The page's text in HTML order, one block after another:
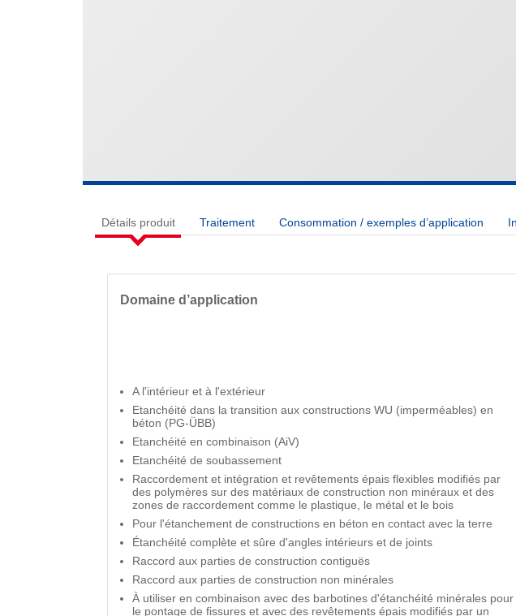
Détails produit Traitement Consommation / exemples d’application
Domaine d’application
A l'intérieur et à l'extérieur
Etanchéité dans la transition aux constructions WU (imperméables) en
béton (PG-ÜBB)
Etanchéité en combinaison (AiV)
Etanchéité de soubassement
Raccordement et intégration et revêtements épais flexibles modifiés par
des polymères sur des matériaux de construction non minéraux et des
zones de raccordement comme le plastique, le métal et le bois
Pour l'étanchement de constructions en béton en contact avec la terre
Étanchéité complète et sûre d'angles intérieurs et de joints
Raccord aux parties de construction contiguës
Raccord aux parties de construction non minérales
À utiliser en combinaison avec des barbotines d'étanchéité minérales pour
le pontage de fissures et avec des revêtements épais modifiés par un